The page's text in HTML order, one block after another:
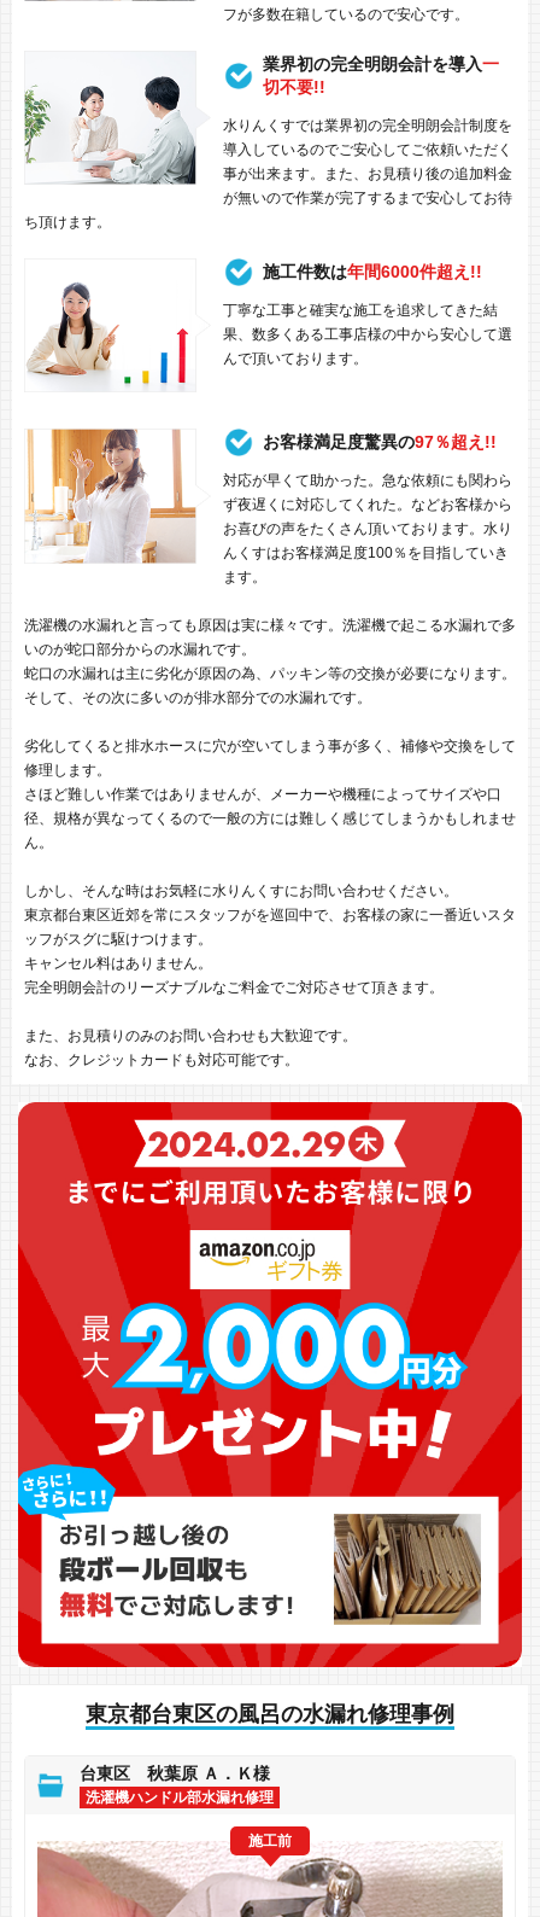
フが多数在籍しているので安心です。
業界初の完全明朗会計を導入一
切不要!!
水りんくすでは業界初の完全明朗会計制度を
導入しているのでご安心してご依頼いただく
事が出来ます。また、お見積り後の追加料金
が無いので作業が完了するまで安心してお待
ち頂けます。
施工件数は年間6000件超え!!
丁寧な工事と確実な施工を追求してきた結
果、数多くある工事店様の中から安心して選
んで頂いております。
お客様満足度驚異の97％超え!!
対応が早くて助かった。急な依頼にも関わら
ず夜遅くに対応してくれた。などお客様から
お喜びの声をたくさん頂いております。水り
んくすはお客様満足度100％を目指していき
ます。
洗濯機の水漏れと言っても原因は実に様々です。洗濯機で起こる水漏れで多
いのが蛇口部分からの水漏れです。
蛇口の水漏れは主に劣化が原因の為、パッキン等の交換が必要になります。
そして、その次に多いのが排水部分での水漏れです。
劣化してくると排水ホースに穴が空いてしまう事が多く、補修や交換をして
修理します。
さほど難しい作業ではありませんが、メーカーや機種によってサイズや口
径、規格が異なってくるので一般の方には難しく感じてしまうかもしれませ
ん。
しかし、そんな時はお気軽に水りんくすにお問い合わせください。
東京都台東区近郊を常にスタッフがを巡回中で、お客様の家に一番近いスタ
ッフがスグに駆けつけます。
キャンセル料はありません。
完全明朗会計のリーズナブルなご料金でご対応させて頂きます。
また、お見積りのみのお問い合わせも大歓迎です。
なお、クレジットカードも対応可能です。
東京都台東区の風呂の水漏れ修理事例
台東区 秋葉原 Ａ．Ｋ様
洗濯機ハンドル部水漏れ修理
施工前